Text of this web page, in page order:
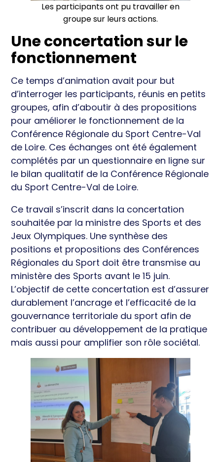
Les participants ont pu travailler en
groupe sur leurs actions.
Une concertation sur le
fonctionnement
Ce temps d’animation avait pour but
d’interroger les participants, réunis en petits
groupes, afin d’aboutir à des propositions
pour améliorer le fonctionnement de la
Conférence Régionale du Sport Centre-Val
de Loire. Ces échanges ont été également
complétés par un questionnaire en ligne sur
le bilan qualitatif de la Conférence Régionale
du Sport Centre-Val de Loire.
Ce travail s’inscrit dans la concertation
souhaitée par la ministre des Sports et des
Jeux Olympiques. Une synthèse des
positions et propositions des Conférences
Régionales du Sport doit être transmise au
ministère des Sports avant le 15 juin.
L’objectif de cette concertation est d’assurer
durablement l’ancrage et l’efficacité de la
gouvernance territoriale du sport afin de
contribuer au développement de la pratique
mais aussi pour amplifier son rôle sociétal.